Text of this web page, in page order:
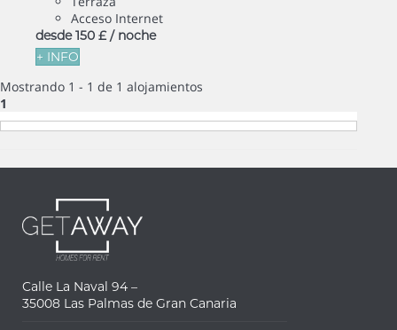
Acceso Internet
desde 150 £ / noche
+ INFO
Mostrando 1 - 1 de 1 alojamientos
1
Calle La Naval 94 –
35008 Las Palmas de Gran Canaria